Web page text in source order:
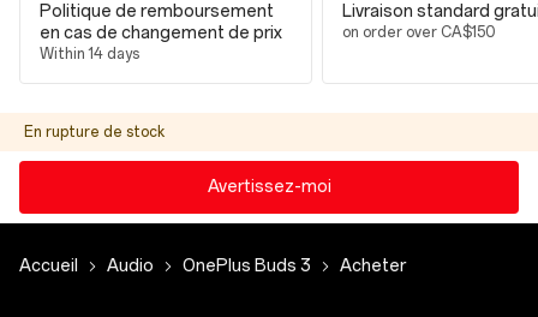
Politique de remboursement
en cas de changement de prix
Within 14 days
Livraison standard
on order over CA$150
En rupture de stock
Avertissez-moi
Accueil Audio OnePlus Buds 3 Acheter